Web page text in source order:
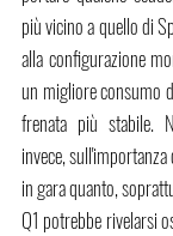
più vicino a quello di
alla configurazione
un migliore consumo
frenata più stabile.
invece,
in gara quanto,
Q1 potrebbe rivelarsi